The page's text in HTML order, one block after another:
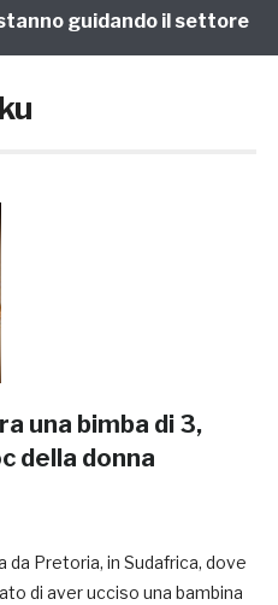
guidando il settore
una bimba di 3,
della donna
Pretoria, in Sudafrica, dove
di aver ucciso una bambina